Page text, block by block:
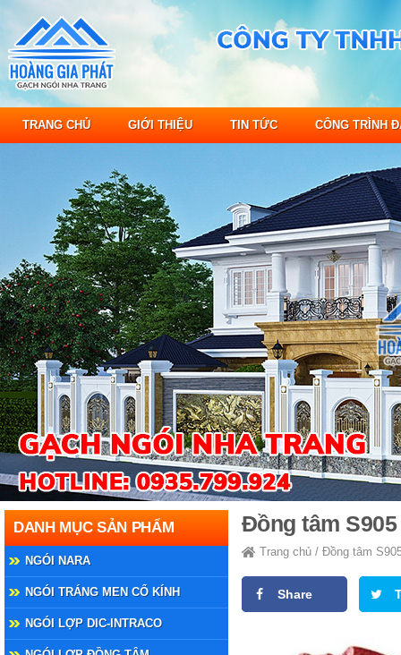
TRANG CHỦ GIỚI THIỆU TIN TỨC CÔNG TRÌNH
DANH MỤC SẢN PHẨM
NGÓI NARA
NGÓI TRÁNG MEN CỔ KÍNH
NGÓI LỢP DIC-INTRACO
Đồng tâm S905
Trang chủ / Đồng tâm
Share